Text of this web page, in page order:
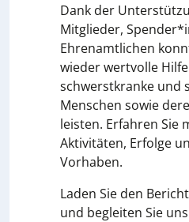
Dank der
Mitglieder,
Ehrenamtlichen
wieder wertvolle
schwerstkranke und
Menschen sowie
leisten. Erfahren Sie
Aktivitäten, Erfolge
Vorhaben.
Laden Sie den
und begleiten Sie